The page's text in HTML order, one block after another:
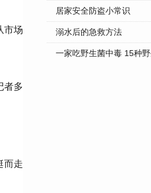
市场
者多
而走
居家安全防盗小常识
溺水后的急救方法
一家吃野生菌中毒 15种